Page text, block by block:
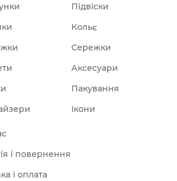
Підвіски
Кольє
Сережки
Аксесуари
Пакування
Ікони
і повернення
і оплата